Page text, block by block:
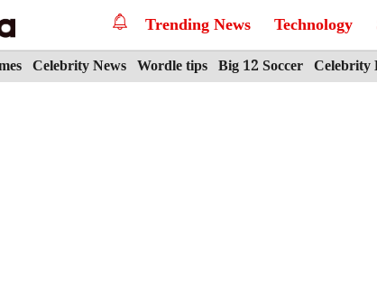
Trending News Technology
Celebrity News Wordle tips Big 12 Soccer Celebrity